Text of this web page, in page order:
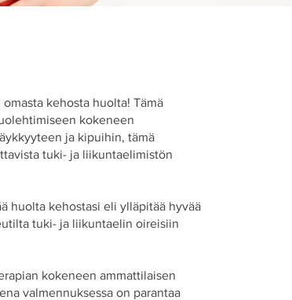
kehosta huolta! Tämä
kokeneen
ja kipuihin, tämä
tuki- ja liikuntaelimistön
huolta kehostasi eli ylläpitää hyvää
tuki- ja liikuntaelin oireisiin
kokeneen ammattilaisen
valmennuksessa on parantaa